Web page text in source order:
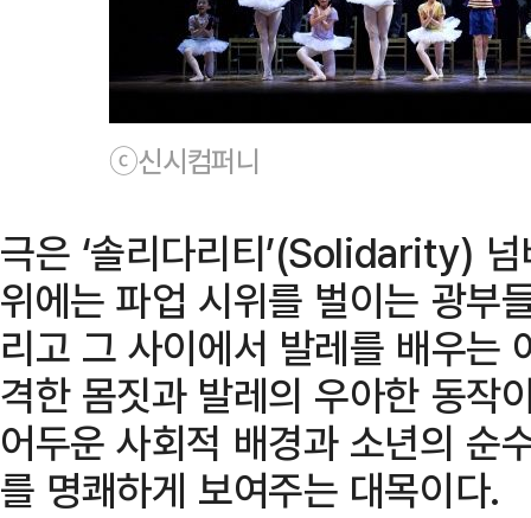
ⓒ신시컴퍼니
극은 ‘솔리다리티’(Solidarity)
위에는 파업 시위를 벌이는 광부
리고 그 사이에서 발레를 배우는
격한 몸짓과 발레의 우아한 동작
어두운 사회적 배경과 소년의 순
를 명쾌하게 보여주는 대목이다.